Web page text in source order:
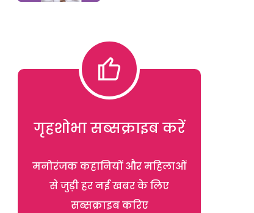
गृहशोभा सब्सक्राइब करें
मनोरंजक कहानियों और महिलाओं
से जुड़ी हर नई खबर के लिए
सब्सक्राइब करिए